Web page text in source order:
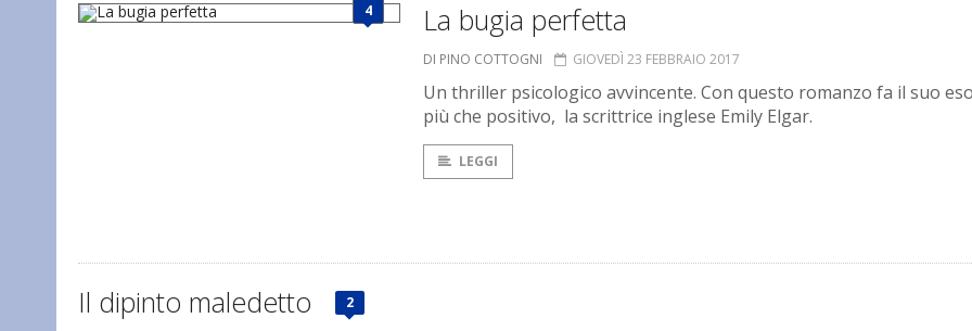
4 La bugia perfetta
DI PINO COTTOGNI GIOVEDÌ 23 FEBBRAIO 2017
Un thriller psicologico avvincente. Con questo romanzo fa il suo
più che positivo, la scrittrice inglese Emily Elgar.
LEGGI
Il dipinto maledetto 2